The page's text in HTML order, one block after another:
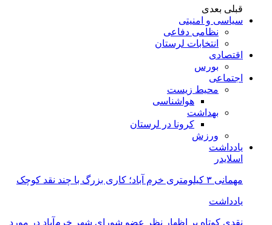
قبلی بعدی
سیاسی و امنیتی
نظامی دفاعی
انتخابات لرستان
اقتصادی
بورس
اجتماعی
محیط زیست
هواشناسی
بهداشت
کرونا در لرستان
ورزش
یادداشت
اسلایدر
مهمانی ۳ کیلومتری خرم آباد؛ کاری بزرگ با چند نقد کوچک
یادداشت
نقدی کوتاه بر اظهار نظر عضو شورای شهر خرم‌آباد در مورد